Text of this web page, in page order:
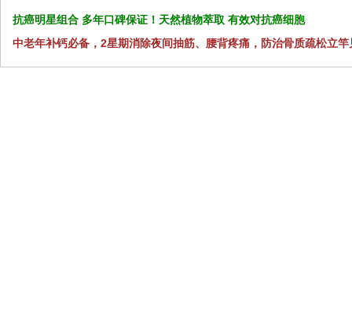
抗癌明星组合 多年口碑保证！天然植物萃取 有效对抗癌细胞
中老年补钙必备，2星期消除夜间抽筋、腰背疼痛，防治骨质疏松立竿